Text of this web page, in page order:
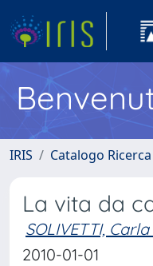
IRIS Catalogo Ricerca
La vita da
SOLIVETTI,
2010-01-01